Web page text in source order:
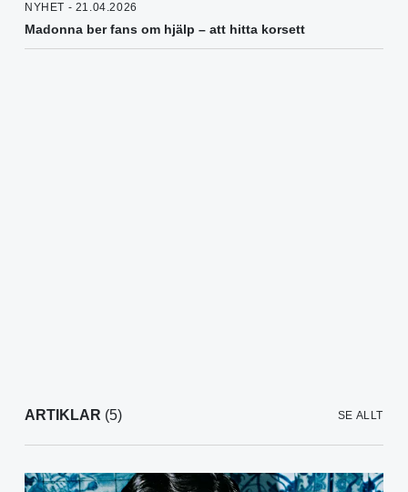
NYHET - 21.04.2026
Madonna ber fans om hjälp – att hitta korsett
ARTIKLAR (5) SE ALLT